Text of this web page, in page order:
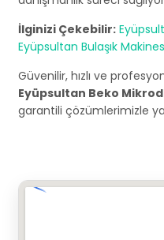
İlginizi Çekebilir:
Eyüpsultan Bulaşık
Güvenilir, hızlı ve
Eyüpsultan Beko
garantili çözümlerimizle